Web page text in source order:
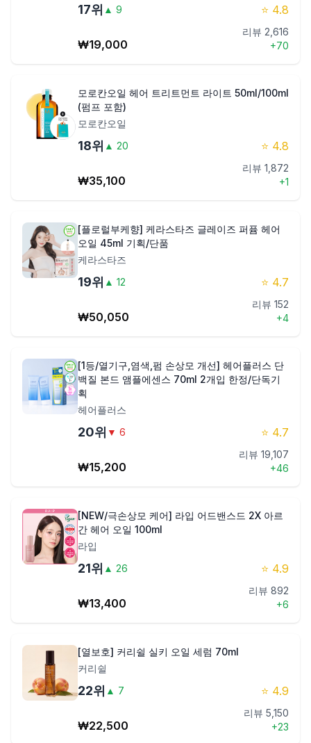
17위 ▲ 9 ⭐ 4.8
₩19,000
리뷰 2,616
+70
모로칸오일 헤어 트리트먼트 라이트 50ml/100ml
(펌프 포함)
모로칸오일
18위 ▲ 20 ⭐ 4.8
₩35,100
리뷰 1,872
+1
[플로럴부케향] 케라스타즈 글레이즈 퍼퓸 헤어
오일 45ml 기획/단품
케라스타즈
19위 ▲ 12 ⭐ 4.7
₩50,050
리뷰 152
+4
[1등/열기구,염색,펌 손상모 개선] 헤어플러스 단
백질 본드 앰플에센스 70ml 2개입 한정/단독기
획
헤어플러스
20위 ▼ 6 ⭐ 4.7
₩15,200
리뷰 19,107
+46
[NEW/극손상모 케어] 라입 어드밴스드 2X 아르
간 헤어 오일 100ml
라입
21위 ▲ 26 ⭐ 4.9
₩13,400
리뷰 892
+6
[열보호] 커리쉴 실키 오일 세럼 70ml
커리쉴
22위 ▲ 7 ⭐ 4.9
₩22,500
리뷰 5,150
+23